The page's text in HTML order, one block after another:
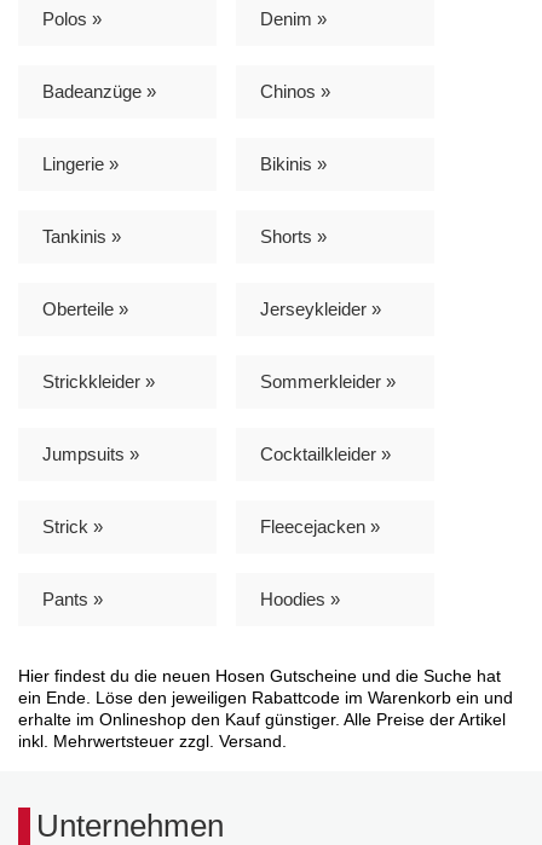
Polos » Denim »
Badeanzüge » Chinos »
Lingerie » Bikinis »
Tankinis » Shorts »
Oberteile » Jerseykleider »
Strickkleider » Sommerkleider »
Jumpsuits » Cocktailkleider »
Strick » Fleecejacken »
Pants » Hoodies »
Hier findest du die neuen Hosen Gutscheine und die Suche hat
ein Ende. Löse den jeweiligen Rabattcode im Warenkorb ein und
erhalte im Onlineshop den Kauf günstiger. Alle Preise der Artikel
inkl. Mehrwertsteuer zzgl. Versand.
Unternehmen